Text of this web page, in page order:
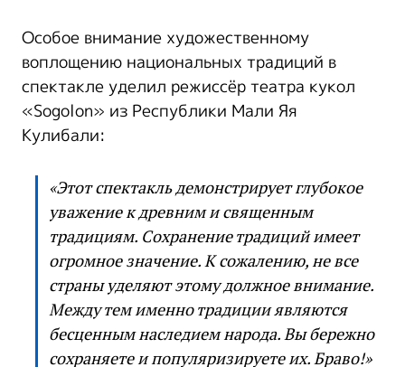
Особое внимание художественному
воплощению национальных традиций в
спектакле уделил режиссёр театра кукол
«Sogolon» из Республики Мали Яя
Кулибали:
«Этот спектакль демонстрирует глубокое
уважение к древним и священным
традициям. Сохранение традиций имеет
огромное значение. К сожалению, не все
страны уделяют этому должное внимание.
Между тем именно традиции являются
бесценным наследием народа. Вы бережно
сохраняете и популяризируете их. Браво!»